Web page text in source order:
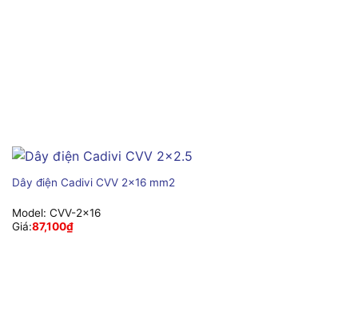
Dây điện Cadivi CVV 2×16 mm2
Model: CVV-2×16
Giá:87,100₫